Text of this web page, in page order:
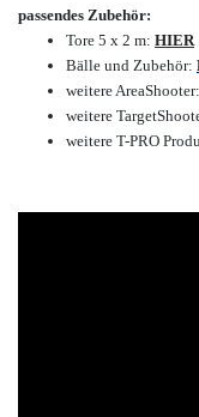
passendes Zubehör:
Tore 5 x 2 m: HIER
Bälle und Zubehör:
weitere AreaShooter:
weitere
weitere T-PRO